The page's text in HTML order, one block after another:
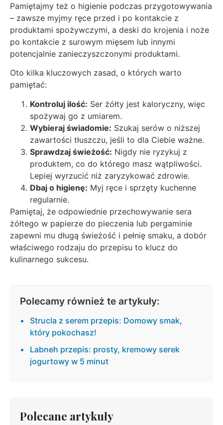
Pamiętajmy też o higienie podczas przygotowywania
– zawsze myjmy ręce przed i po kontakcie z
produktami spożywczymi, a deski do krojenia i noże
po kontakcie z surowym mięsem lub innymi
potencjalnie zanieczyszczonymi produktami.
Oto kilka kluczowych zasad, o których warto
pamiętać:
Kontroluj ilość: Ser żółty jest kaloryczny, więc
spożywaj go z umiarem.
Wybieraj świadomie: Szukaj serów o niższej
zawartości tłuszczu, jeśli to dla Ciebie ważne.
Sprawdzaj świeżość: Nigdy nie ryzykuj z
produktem, co do którego masz wątpliwości.
Lepiej wyrzucić niż zaryzykować zdrowie.
Dbaj o higienę: Myj ręce i sprzęty kuchenne
regularnie.
Pamiętaj, że odpowiednie przechowywanie sera
żółtego w papierze do pieczenia lub pergaminie
zapewni mu długą świeżość i pełnię smaku, a dobór
właściwego rodzaju do przepisu to klucz do
kulinarnego sukcesu.
Polecamy również te artykuły:
Strucla z serem przepis: Domowy smak,
który pokochasz!
Labneh przepis: prosty, kremowy serek
jogurtowy w 5 minut
Polecane artykuły